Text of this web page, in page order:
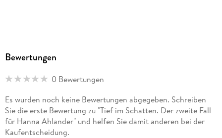
Bewertungen
0 Bewertungen
Es wurden noch keine Bewertungen abgegeben. Schreiben
Sie die erste Bewertung zu "Tief im Schatten. Der zweite Fall
für Hanna Ahlander" und helfen Sie damit anderen bei der
Kaufentscheidung.